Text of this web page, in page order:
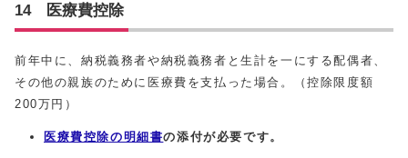
14 医療費控除
前年中に、納税義務者や納税義務者と生計を一にする配偶者、
その他の親族のために医療費を支払った場合。（控除限度額
200万円）
医療費控除の明細書の添付が必要です。